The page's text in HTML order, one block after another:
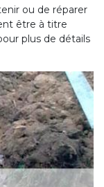
ou de réparer
être à titre
plus de détails